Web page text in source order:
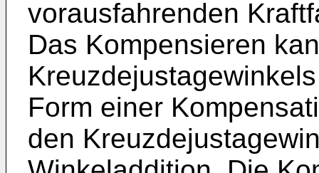
vorausfahrenden
Das Kompensieren
Form einer
den